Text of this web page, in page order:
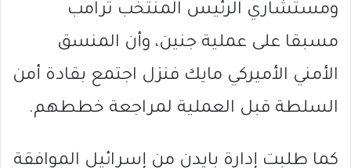
ومستشاري الرئيس المنتخب ترامب
مسبقا على عملية جنين، وأن المنسق
الأمني الأميركي مايك فنزل اجتمع بقادة أمن
السلطة قبل العملية لمراجعة خططهم.
كما طلبت إدارة بايدن من إسرائيل الموافقة